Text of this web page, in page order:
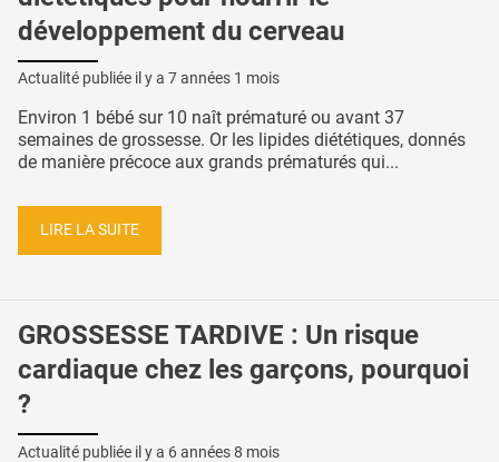
développement du cerveau
Actualité publiée il y a 7 années 1 mois
Environ 1 bébé sur 10 naît prématuré ou avant 37
semaines de grossesse. Or les lipides diététiques, donnés
de manière précoce aux grands prématurés qui...
LIRE LA SUITE
GROSSESSE TARDIVE : Un risque
cardiaque chez les garçons, pourquoi
?
Actualité publiée il y a 6 années 8 mois